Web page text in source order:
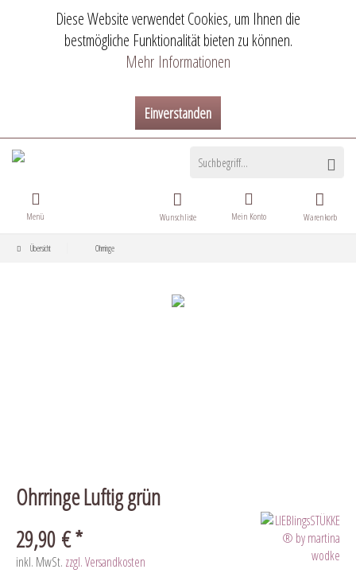
Diese Website verwendet Cookies, um Ihnen die
bestmögliche Funktionalität bieten zu können.
Mehr Informationen
Einverstanden
Warenkorb
Wunschliste Mein Konto
Menü
Übersicht Ohrringe
Ohrringe Luftig grün
29,90 € *
inkl. MwSt. zzgl. Versandkosten